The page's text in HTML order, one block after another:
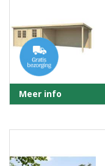
Meer info